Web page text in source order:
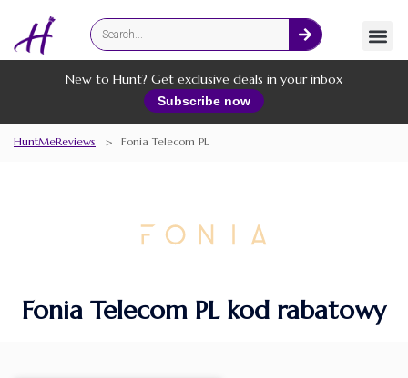
New to Hunt? Get exclusive deals in your inbox
Subscribe now
HuntMeReviews > Fonia Telecom PL
Fonia Telecom PL kod rabatowy